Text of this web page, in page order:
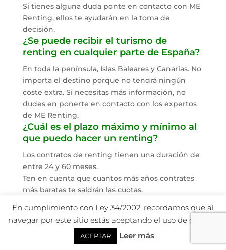
Si tienes alguna duda ponte en contacto con ME
Renting, ellos te ayudarán en la toma de
decisión.
¿Se puede recibir el turismo de
renting en cualquier parte de España?
En toda la península, Islas Baleares y Canarias. No
importa el destino porque no tendrá ningún
coste extra. Si necesitas más información, no
dudes en ponerte en contacto con los expertos
de ME Renting.
¿Cuál es el plazo máximo y mínimo al
que puedo hacer un renting?
Los contratos de renting tienen una duración de
entre 24 y 60 meses.
Ten en cuenta que cuantos más años contrates
más baratas te saldrán las cuotas.
personalizada no dudes en ponerte en contacto
con ME Renting.
¿Puedo tener un vehículo de
sustitución antes de que me
En cumplimiento con Ley 34/2002, recordamos que al
navegar por este sitio estás aceptando el uso de cookies.
ACEPTAR Leer más